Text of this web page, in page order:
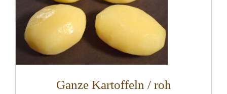
Ganze Kartoffeln / roh